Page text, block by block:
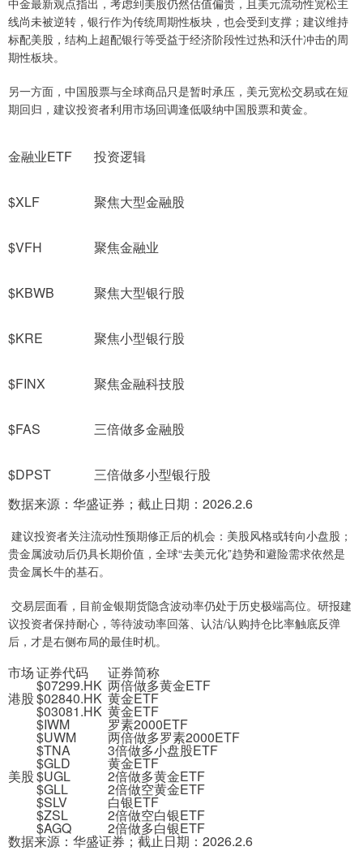
线尚未被逆转，银行作为传统周期性板块，也会受到支撑；建议维持
标配美股，结构上超配银行等受益于经济阶段性过热和沃什冲击的周
期性板块。
另一方面，中国股票与全球商品只是暂时承压，美元宽松交易或在短
期回归，建议投资者利用市场回调逢低吸纳中国股票和黄金。
金融业ETF 投资逻辑
$XLF 聚焦大型金融股
$VFH 聚焦金融业
$KBWB 聚焦大型银行股
$KRE 聚焦小型银行股
$FINX 聚焦金融科技股
$FAS 三倍做多金融股
$DPST
三倍做多小型银行股
数据来源：华盛证券；截止日期：2026.2.6
建议投资者关注流动性预期修正后的机会：美股风格或转向小盘股；
贵金属波动后仍具长期价值，全球“去美元化”趋势和避险需求依然是
贵金属长牛的基石。
交易层面看，目前金银期货隐含波动率仍处于历史极端高位。研报建
议投资者保持耐心，等待波动率回落、认沽/认购持仓比率触底反弹
后，才是右侧布局的最佳时机。
市场证券代码
证券简称
港股
$07299.HK 两倍做多黄金ETF
$02840.HK 黄金ETF
$03081.HK 黄金ETF
美股
$IWM 罗素2000ETF
$UWM 两倍做多罗素2000ETF
$TNA 3倍做多小盘股ETF
$GLD 黄金ETF
$UGL 2倍做多黄金ETF
$GLL 2倍做空黄金ETF
$SLV 白银ETF
$ZSL 2倍做空白银ETF
$AGQ 2倍做多白银ETF
数据来源：华盛证券；截止日期：2026.2.6